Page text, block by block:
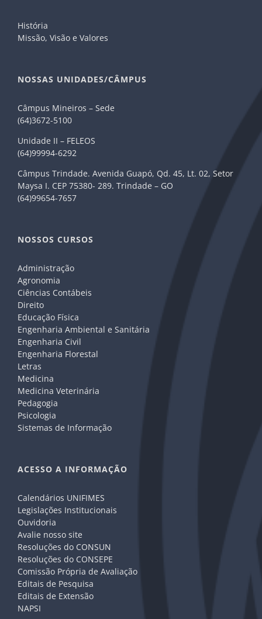
História
Missão, Visão e Valores
NOSSAS UNIDADES/CÂMPUS
Câmpus Mineiros – Sede
(64)3672-5100
Unidade II – FELEOS
(64)99994-6292
Câmpus Trindade. Avenida Guapó, Qd. 45, Lt. 02, Setor
Maysa I. CEP 75380- 289. Trindade – GO
(64)99654-7657
NOSSOS CURSOS
Administração
Agronomia
Ciências Contábeis
Direito
Educação Física
Engenharia Ambiental e Sanitária
Engenharia Civil
Engenharia Florestal
Letras
Medicina
Medicina Veterinária
Pedagogia
Psicologia
Sistemas de Informação
ACESSO A INFORMAÇÃO
Calendários UNIFIMES
Legislações Institucionais
Ouvidoria
Avalie nosso site
Resoluções do CONSUN
Resoluções do CONSEPE
Comissão Própria de Avaliação
Editais de Pesquisa
Editais de Extensão
NAPSI